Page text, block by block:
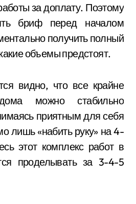
за доплату. Поэтому
бриф перед началом
получить полный
объемы предстоят.
видно, что все крайне
можно стабильно
приятным для себя
лишь «набить руку» на 4-
этот комплекс работ в
проделывать за 3-4-5